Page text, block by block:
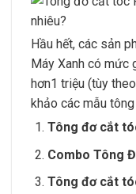
Hầu hết, các sản
Máy Xanh có
hơn1 triệu (tùy
khảo các mẫu
Tông đơ cắt
Combo Tông
Tông đơ cắt